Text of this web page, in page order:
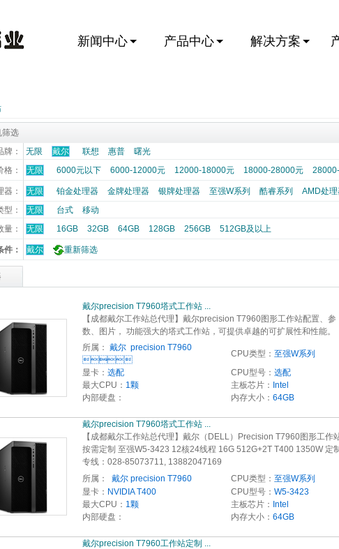
新闻中心 产品中心 解决方案
筛选
牌：
无限 戴尔 联想 惠普
曙光
格：
无限 6000元以下 6000-12000元 12000-18000元 18000-28000元
器： 无限 铂金处理器 金牌处理器 银牌处理器 至强W系列 酷睿系列
AMD处
型：
无限 台式
移动
量：
无限 16GB 32GB 64GB 128GB 256GB 512GB及以上
件： 戴尔 重新筛选
戴尔precision T7960塔式工作站 ... 
【成都戴尔工作站总代理】戴尔precision T7960图形工作站配置、参
数、图片， 功能强大的塔式工作站，可提供卓越的可扩展性和性能。
所属： 戴尔  precision T7960

CPU类型： 至强W系列
显卡： 选配 CPU型号： 选配
最大CPU： 1颗 主板芯片： Intel
内部硬盘：
内存大小： 64GB
戴尔precision T7960塔式工作站 ... 
【成都戴尔工作站总代理】戴尔（DELL）Precision T7960图形工作
按需定制 至强W5-3423 12核24线程 16G 512G+2T T400 1350W 定制
专线：028-85073711, 13882047169
所属：
 戴尔 precision T7960 CPU类型： 至强W系列
显卡： NVIDIA T400 CPU型号： W5-3423
最大CPU： 1颗 主板芯片： Intel
内部硬盘：
内存大小： 64GB
戴尔precision T7960工作站定制 ...